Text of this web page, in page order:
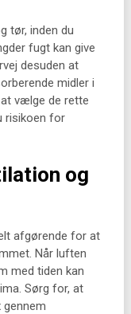
tør, inden du
fugt kan give
desuden at
midler i
vælge de rette
risikoen for
og
afgørende for at
Når luften
med tiden kan
Sørg for, at